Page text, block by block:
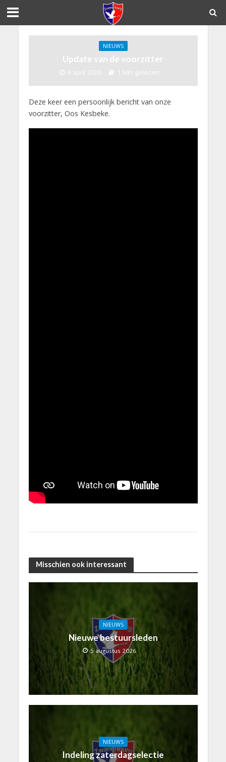
NIEUWS
Update van de voorzitter
6 april 2020 1 Min gelezen
Deze keer een persoonlijk bericht van onze
voorzitter, Oos Kesbeke.
Misschien ook interessant
NIEUWS
Nieuwe bestuursleden
5 augustus 2026
NIEUWS
Indeling zaterdagselectie